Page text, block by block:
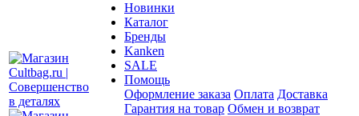
Новинки
Каталог
Бренды
Kanken
SALE
Помощь
Оформление заказа Оплата Доставка
Гарантия на товар Обмен и возврат